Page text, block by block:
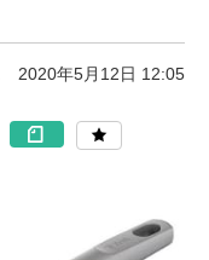
2020年5月12日 12:05